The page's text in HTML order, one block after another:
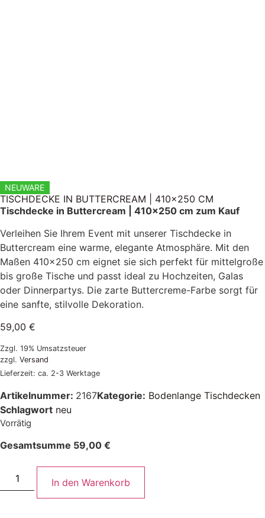
NEUWARE
TISCHDECKE IN BUTTERCREAM | 410×250 CM
Tischdecke in Buttercream | 410×250 cm zum Kauf
Verleihen Sie Ihrem Event mit unserer Tischdecke in
Buttercream eine warme, elegante Atmosphäre. Mit den
Maßen 410×250 cm eignet sie sich perfekt für mittelgroße
bis große Tische und passt ideal zu Hochzeiten, Galas
oder Dinnerpartys. Die zarte Buttercreme-Farbe sorgt für
eine sanfte, stilvolle Dekoration.
59,00 €
Zzgl. 19% Umsatzsteuer
zzgl. Versand
Lieferzeit: ca. 2-3 Werktage
Artikelnummer: 2167Kategorie: Bodenlange Tischdecken
Schlagwort neu
Vorrätig
Gesamtsumme 59,00 €
In den Warenkorb